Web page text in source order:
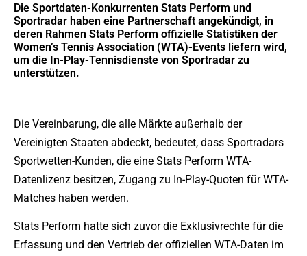
Die Sportdaten-Konkurrenten Stats Perform und
Sportradar haben eine Partnerschaft angekündigt, in
deren Rahmen Stats Perform offizielle Statistiken der
Women’s Tennis Association (WTA)-Events liefern wird,
um die In-Play-Tennisdienste von Sportradar zu
unterstützen.
Die Vereinbarung, die alle Märkte außerhalb der
Vereinigten Staaten abdeckt, bedeutet, dass Sportradars
Sportwetten-Kunden, die eine Stats Perform WTA-
Datenlizenz besitzen, Zugang zu In-Play-Quoten für WTA-
Matches haben werden.
Stats Perform hatte sich zuvor die Exklusivrechte für die
Erfassung und den Vertrieb der offiziellen WTA-Daten im